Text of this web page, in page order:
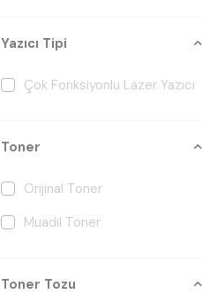
Yazıcı Tipi
Çok Fonksiyonlu Lazer Yazıcı
Toner
Orijinal Toner
Muadil Toner
Toner Tozu